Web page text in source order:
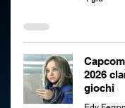
2026
giochi